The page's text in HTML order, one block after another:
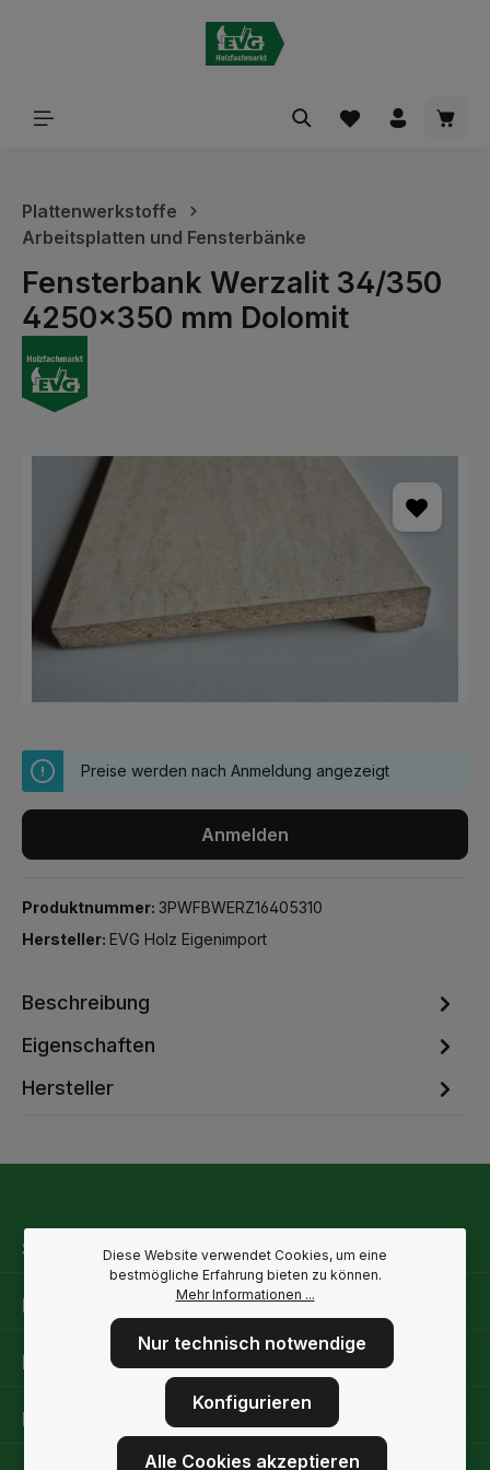
Plattenwerkstoffe
Arbeitsplatten und Fensterbänke
Fensterbank Werzalit 34/350
4250x350 mm Dolomit
Bildergalerie überspringen
Preise werden nach Anmeldung angezeigt
Anmelden
Produktnummer: 3PWFBWERZ16405310
Hersteller: EVG Holz Eigenimport
Beschreibung
Eigenschaften
Hersteller
Service-Hotline
Rechtliche Hinweise
Informationen
Folge uns
Diese Website verwendet Cookies, um eine
bestmögliche Erfahrung bieten zu können.
Mehr Informationen ...
Nur technisch notwendige
Konfigurieren
Alle Cookies akzeptieren